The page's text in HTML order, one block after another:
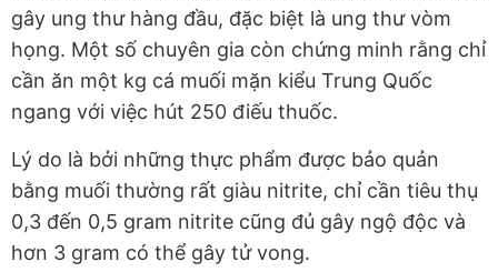
gây ung thư hàng đầu, đặc biệt là ung thư vòm
họng. Một số chuyên gia còn chứng minh rằng chỉ
cần ăn một kg cá muối mặn kiểu Trung Quốc
ngang với việc hút 250 điếu thuốc.
Lý do là bởi những thực phẩm được bảo quản
bằng muối thường rất giàu nitrite, chỉ cần tiêu thụ
0,3 đến 0,5 gram nitrite cũng đủ gây ngộ độc và
hơn 3 gram có thể gây tử vong.